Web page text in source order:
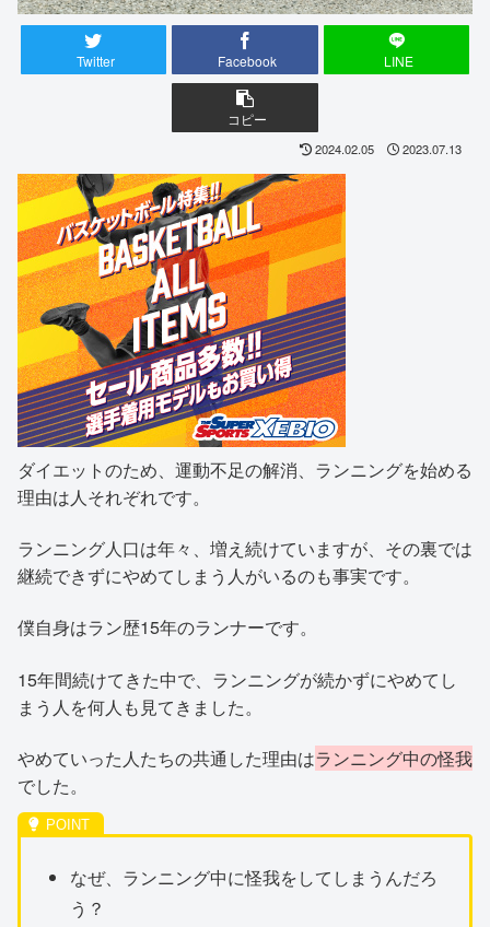
Twitter Facebook LINE
コピー
2024.02.05 2023.07.13
ダイエットのため、運動不足の解消、ランニングを始める
理由は人それぞれです。
ランニング人口は年々、増え続けていますが、その裏では
継続できずにやめてしまう人がいるのも事実です。
僕自身はラン歴15年のランナーです。
15年間続けてきた中で、ランニングが続かずにやめてし
まう人を何人も見てきました。
やめていった人たちの共通した理由はランニング中の怪我
でした。
なぜ、ランニング中に怪我をしてしまうんだろ
う？